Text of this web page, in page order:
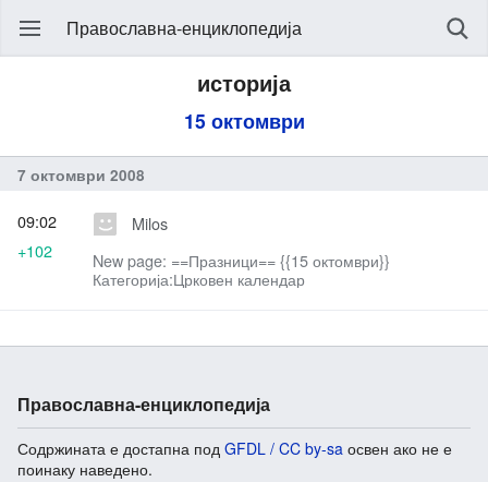
Православна-енциклопедија
историја
15 октомври
7 октомври 2008
Milos
New page: ==Празници== {{15 октомври}}
Категорија:Црковен календар
09:02
+102
Православна-енциклопедија
Содржината е достапна под GFDL / CC by-sa освен ако не е
поинаку наведено.